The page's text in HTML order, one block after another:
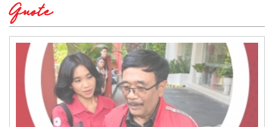
Quote